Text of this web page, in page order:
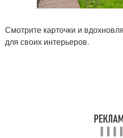
Смотрите карточки и
для своих интерьеров.